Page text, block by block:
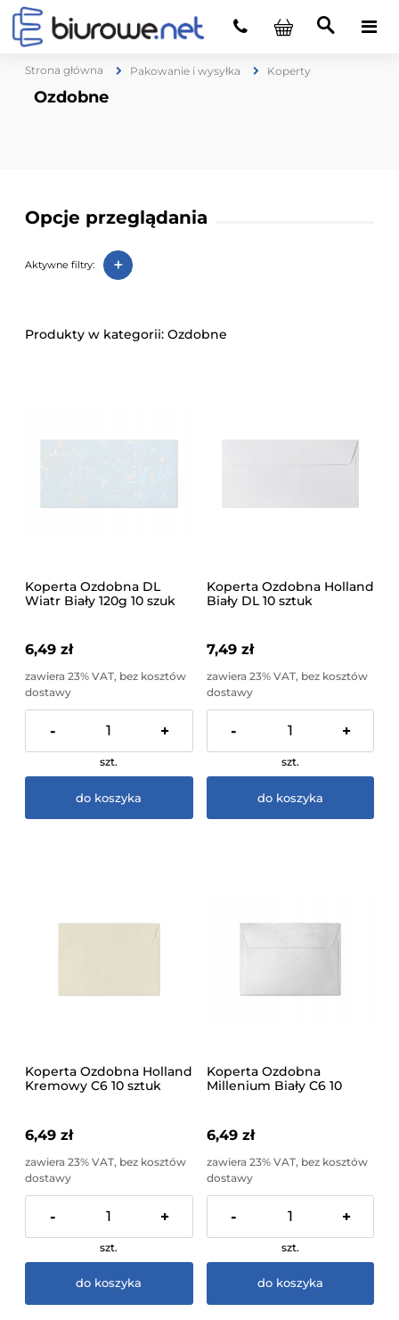
Strona główna Pakowanie i wysyłka Koperty
Ozdobne
Opcje przeglądania
Aktywne filtry: +
Ozdobne
Koperta Ozdobna DL
Wiatr Biały 120g 10 szuk
6,49 zł
zawiera 23% VAT, bez kosztów
dostawy
- +
szt.
do koszyka
Koperta Ozdobna Holland
Biały DL 10 sztuk
7,49 zł
zawiera 23% VAT, bez kosztów
dostawy
- +
szt.
do koszyka
Koperta Ozdobna Holland
Kremowy C6 10 sztuk
6,49 zł
zawiera 23% VAT, bez kosztów
dostawy
- +
szt.
do koszyka
Koperta Ozdobna
Millenium Biały C6 10
6,49 zł
zawiera 23% VAT, bez kosztów
dostawy
- +
szt.
do koszyka